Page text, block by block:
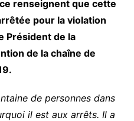
renseignent que cette
pour la violation
Président de la
de la chaîne de
de personnes dans
il est aux arrêts. Il a